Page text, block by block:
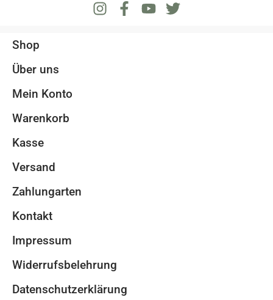
Shop
Über uns
Mein Konto
Warenkorb
Kasse
Versand
Zahlungarten
Kontakt
Impressum
Widerrufsbelehrung
Datenschutzerklärung